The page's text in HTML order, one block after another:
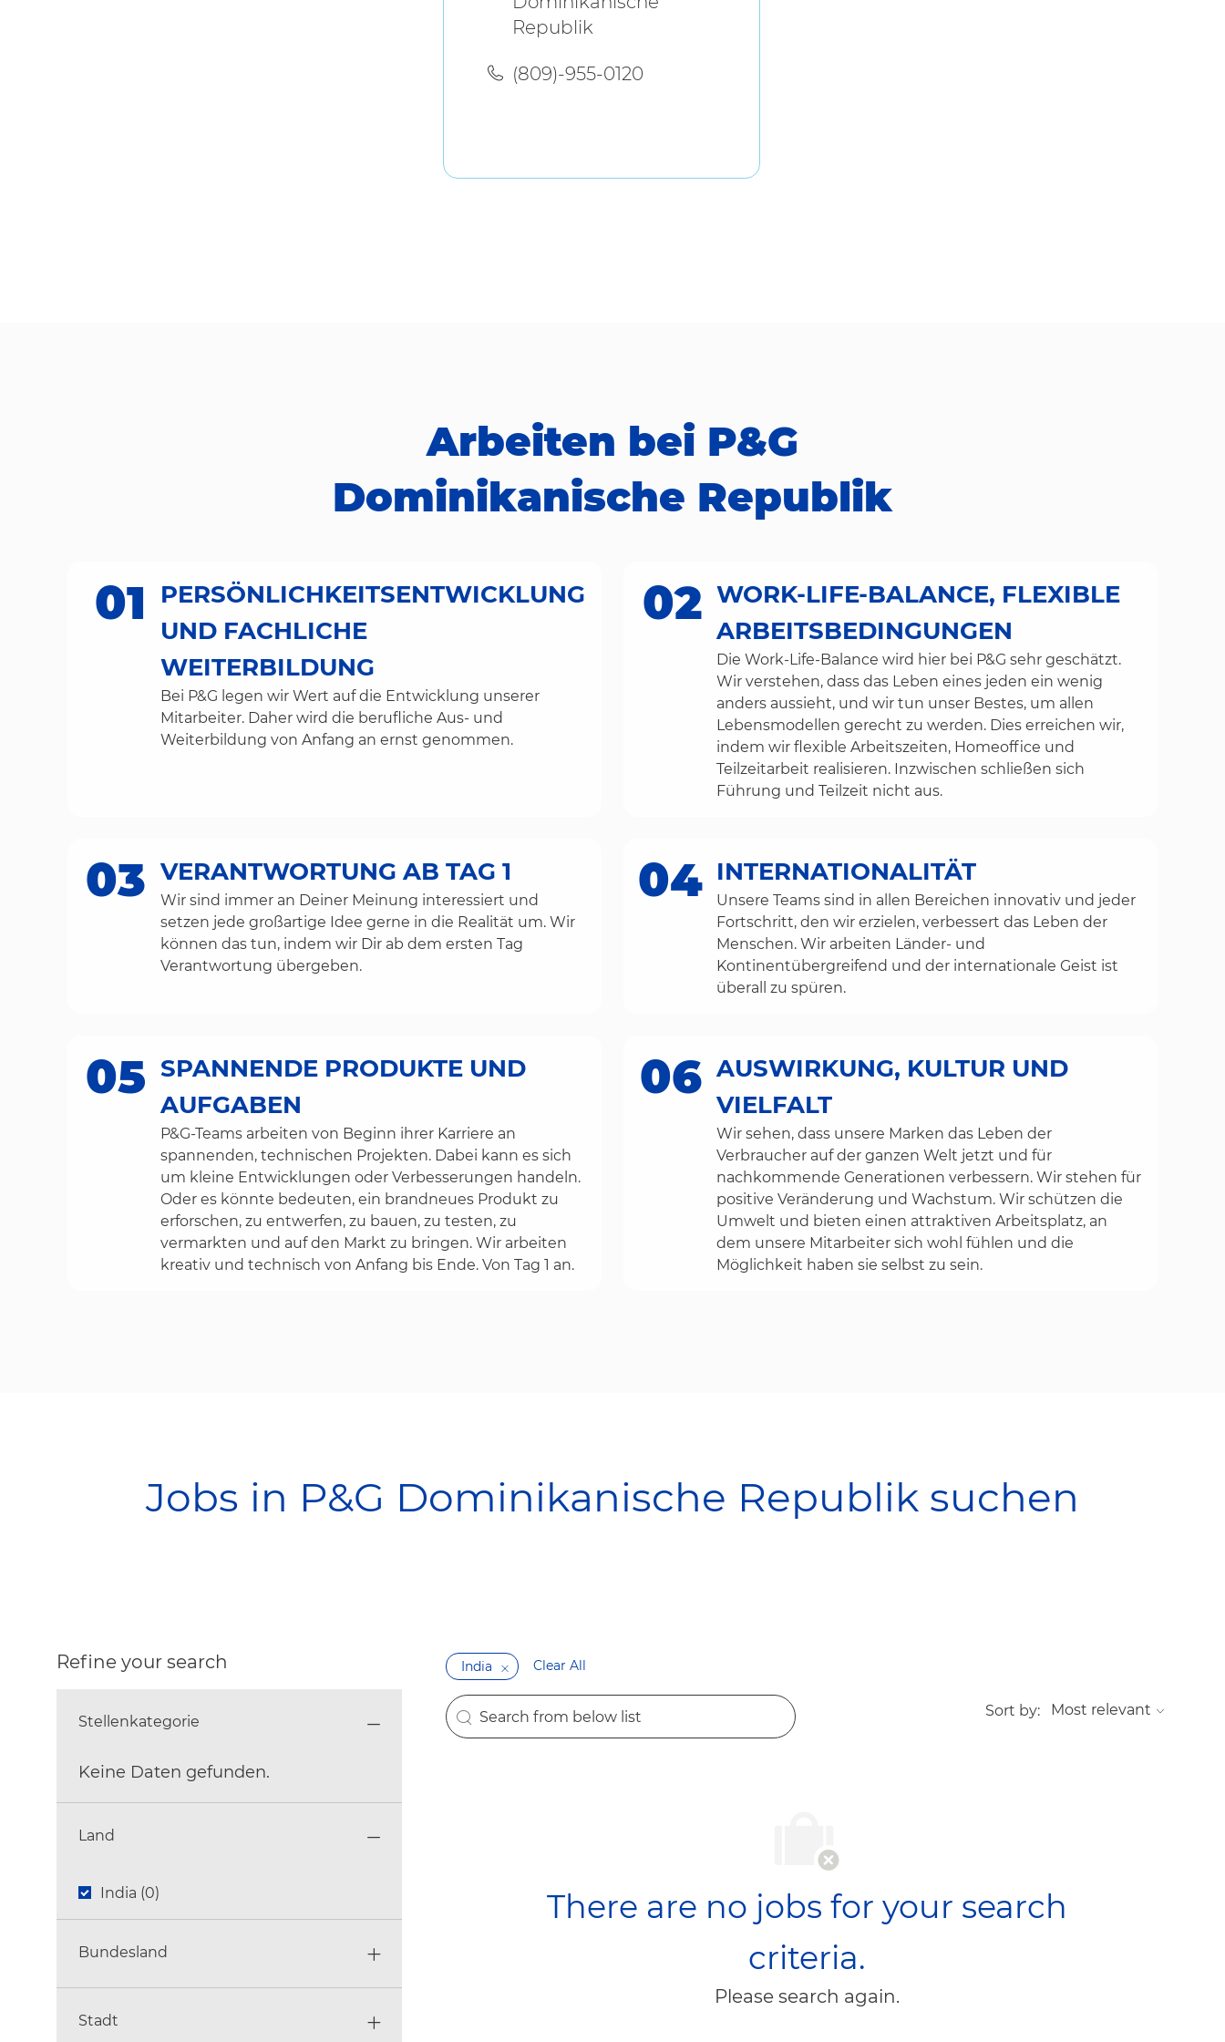
Republik
(809)-955-0120
Arbeiten bei P&G
Dominikanische Republik
01
PERSÖNLICHKEITSENTWICKLUNG
UND FACHLICHE
WEITERBILDUNG
Bei P&G legen wir Wert auf die Entwicklung unserer
Mitarbeiter. Daher wird die berufliche Aus- und
Weiterbildung von Anfang an ernst genommen.
02 WORK-LIFE-BALANCE, FLEXIBLE
ARBEITSBEDINGUNGEN
Die Work-Life-Balance wird hier bei P&G sehr geschätzt.
Wir verstehen, dass das Leben eines jeden ein wenig
anders aussieht, und wir tun unser Bestes, um allen
Lebensmodellen gerecht zu werden. Dies erreichen wir,
indem wir flexible Arbeitszeiten, Homeoffice und
Teilzeitarbeit realisieren. Inzwischen schließen sich
Führung und Teilzeit nicht aus.
03 VERANTWORTUNG AB TAG 1
Wir sind immer an Deiner Meinung interessiert und
setzen jede großartige Idee gerne in die Realität um. Wir
können das tun, indem wir Dir ab dem ersten Tag
Verantwortung übergeben.
04 INTERNATIONALITÄT
Unsere Teams sind in allen Bereichen innovativ und jeder
Fortschritt, den wir erzielen, verbessert das Leben der
Menschen. Wir arbeiten Länder- und
Kontinentübergreifend und der internationale Geist ist
überall zu spüren.
05 SPANNENDE PRODUKTE UND
AUFGABEN
P&G-Teams arbeiten von Beginn ihrer Karriere an
spannenden, technischen Projekten. Dabei kann es sich
um kleine Entwicklungen oder Verbesserungen handeln.
Oder es könnte bedeuten, ein brandneues Produkt zu
erforschen, zu entwerfen, zu bauen, zu testen, zu
vermarkten und auf den Markt zu bringen. Wir arbeiten
kreativ und technisch von Anfang bis Ende. Von Tag 1 an.
06 AUSWIRKUNG, KULTUR UND
VIELFALT
Wir sehen, dass unsere Marken das Leben der
Verbraucher auf der ganzen Welt jetzt und für
nachkommende Generationen verbessern. Wir stehen für
positive Veränderung und Wachstum. Wir schützen die
Umwelt und bieten einen attraktiven Arbeitsplatz, an
dem unsere Mitarbeiter sich wohl fühlen und die
Möglichkeit haben sie selbst zu sein.
Jobs in P&G Dominikanische Republik suchen
Refine your search
Stellenkategorie
Keine Daten gefunden.
Stellenkategorie
Land
LandIndia (0)
Bundesland
Stadt
India Clear All
the results are updated
Search from below list Sort by:
There are no jobs for your search
criteria.
Please search again.